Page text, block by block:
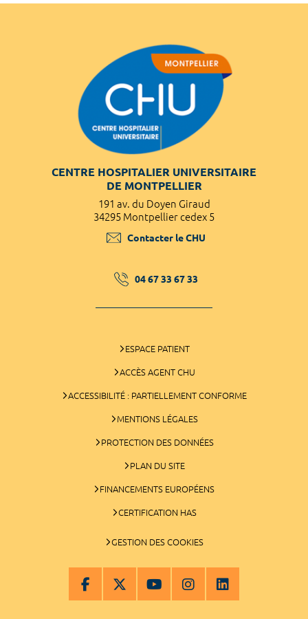
CENTRE HOSPITALIER UNIVERSITAIRE
DE MONTPELLIER
191 av. du Doyen Giraud
34295 Montpellier cedex 5
Contacter le CHU
04 67 33 67 33
ESPACE PATIENT
ACCÈS AGENT CHU
ACCESSIBILITÉ : PARTIELLEMENT CONFORME
MENTIONS LÉGALES
PROTECTION DES DONNÉES
PLAN DU SITE
FINANCEMENTS EUROPÉENS
CERTIFICATION HAS
GESTION DES COOKIES